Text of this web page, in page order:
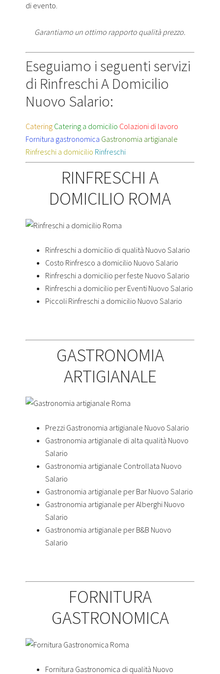
di evento.
Garantiamo un ottimo rapporto qualità prezzo.
Eseguiamo i seguenti servizi
di Rinfreschi A Domicilio
Nuovo Salario:
Catering Catering a domicilio Colazioni di lavoro
Fornitura gastronomica Gastronomia artigianale
Rinfreschi a domicilio Rinfreschi
RINFRESCHI A
DOMICILIO ROMA
Rinfreschi a domicilio di qualità Nuovo Salario
Costo Rinfresco a domicilio Nuovo Salario
Rinfreschi a domicilio per feste Nuovo Salario
Rinfreschi a domicilio per Eventi Nuovo Salario
Piccoli Rinfreschi a domicilio Nuovo Salario
GASTRONOMIA
ARTIGIANALE
Prezzi Gastronomia artigianale Nuovo Salario
Gastronomia artigianale di alta qualità Nuovo
Salario
Gastronomia artigianale Controllata Nuovo
Salario
Gastronomia artigianale per Bar Nuovo Salario
Gastronomia artigianale per Alberghi Nuovo
Salario
Gastronomia artigianale per B&B Nuovo
Salario
FORNITURA
GASTRONOMICA
Fornitura Gastronomica di qualità Nuovo